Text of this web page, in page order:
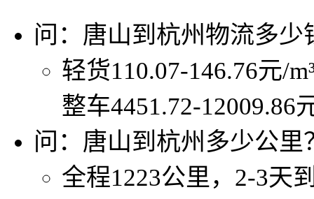
问：唐山到杭州物流多少
轻货110.07-146.76元/
整车4451.72-12009.86
问：唐山到杭州多少公里
全程1223公里，2-3天